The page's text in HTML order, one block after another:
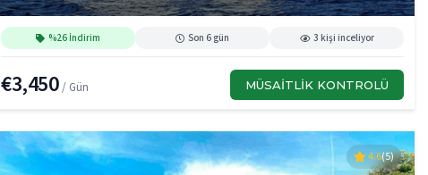
%26 İndirim Son 6 gün 3 kişi inceliyor
€3,450 / Gün MÜSAITLIK KONTROLÜ
4.6(5)